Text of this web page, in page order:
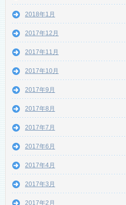
2018年1月
2017年12月
2017年11月
2017年10月
2017年9月
2017年8月
2017年7月
2017年6月
2017年4月
2017年3月
2017年2月